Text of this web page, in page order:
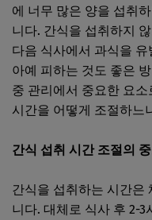
에 너무 많은 양을 섭취
니다. 간식을 섭취하지
다음 식사에서 과식을
아예 피하는 것도 좋은
중 관리에서 중요한 요
시간을 어떻게 조절하느
간식 섭취 시간 조절의
간식을 섭취하는 시간은
니다. 대체로 식사 후 2-